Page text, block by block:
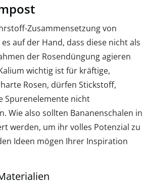
Zusammensetzung von
auf der Hand, dass diese nicht als
der Rosendüngung agieren
wichtig ist für kräftige,
Rosen, dürfen Stickstoff,
Spurenelemente nicht
Wie also sollten Bananenschalen in
werden, um ihr volles Potenzial zu
Ideen mögen Ihrer Inspiration